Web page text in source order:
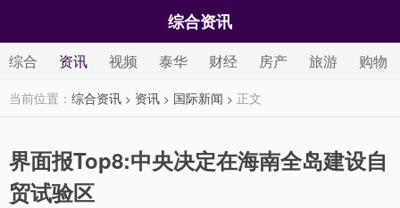
综合资讯
综合 资讯 视频 泰华 财经 房产 旅游 购物
当前位置： 综合资讯 > 资讯 > 国际新闻 > 正文
界面报Top8:中央决定在海南全岛建设自
贸试验区